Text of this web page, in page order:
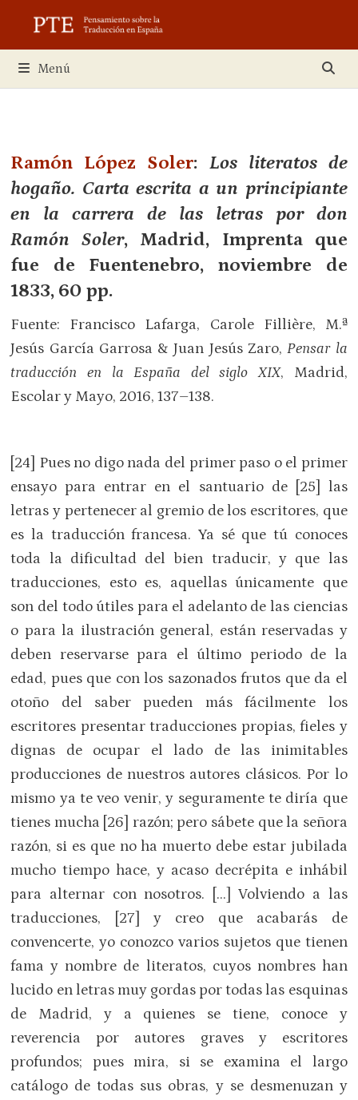
contenido
Menú
Ramón López Soler: Los literatos de
hogaño. Carta escrita a un principiante
en la carrera de las letras por don
Ramón Soler, Madrid, Imprenta que
fue de Fuentenebro, noviembre de
1833, 60 pp.
Fuente: Francisco Lafarga, Carole Fillière, M.ª
Jesús García Garrosa & Juan Jesús Zaro,Pensar la
traducción en la España del siglo XIX, Madrid,
Escolar y Mayo, 2016, 137–138.
[24] Pues no digo nada del primer paso o el primer
ensayo para entrar en el santuario de [25] las
letras y pertenecer al gremio de los escritores, que
es la traducción francesa. Ya sé que tú conoces
toda la dificultad del bien traducir, y que las
traducciones, esto es, aquellas únicamente que
son del todo útiles para el adelanto de las ciencias
o para la ilustración general, están reservadas y
deben reservarse para el último periodo de la
edad, pues que con los sazonados frutos que da el
otoño del saber pueden más fácilmente los
escritores presentar traducciones propias, fieles y
dignas de ocupar el lado de las inimitables
producciones de nuestros autores clásicos. Por lo
mismo ya te veo venir, y seguramente te diría que
tienes mucha [26] razón; pero sábete que la señora
razón, si es que no ha muerto debe estar jubilada
mucho tiempo hace, y acaso decrépita e inhábil
para alternar con nosotros. […] Volviendo a las
traducciones, [27] y creo que acabarás de
convencerte, yo conozco varios sujetos que tienen
fama y nombre de literatos, cuyos nombres han
lucido en letras muy gordas por todas las esquinas
de Madrid, y a quienes se tiene, conoce y
reverencia por autores graves y escritores
profundos; pues mira, si se examina el largo
catálogo de todas sus obras, y se desmenuzan y